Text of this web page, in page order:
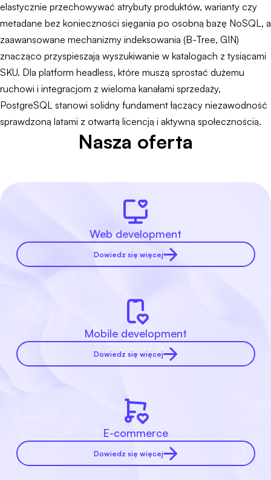
elastycznie przechowywać atrybuty produktów, warianty czy
metadane bez konieczności sięgania po osobną bazę NoSQL, a
zaawansowane mechanizmy indeksowania (B-Tree, GIN)
znacząco przyspieszają wyszukiwanie w katalogach z tysiącami
SKU. Dla platform headless, które muszą sprostać dużemu
ruchowi i integracjom z wieloma kanałami sprzedaży,
PostgreSQL stanowi solidny fundament łączący niezawodność
sprawdzoną latami z otwartą licencją i aktywną społecznością.
Nasza oferta
Web development
Dowiedz się więcej
Mobile development
Dowiedz się więcej
E-commerce
Dowiedz się więcej